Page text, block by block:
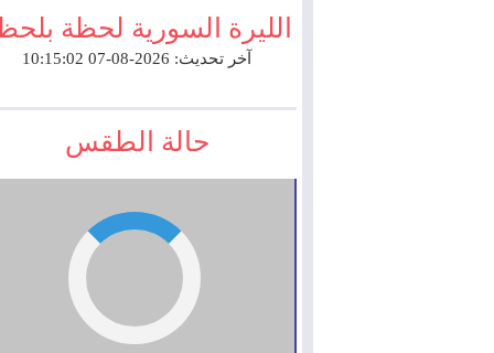
الليرة السورية لحظة
آخر تحديث: 2026-08-07 10:15:02
حالة الطقس